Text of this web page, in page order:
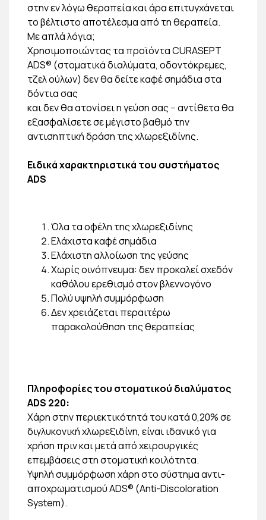
στην εν λόγω θεραπεία και άρα επιτυγχάνεται
το βέλτιστο αποτέλεσμα από τη θεραπεία.
Με απλά λόγια;
Χρησιμοποιώντας τα προϊόντα CURASEPT
ADS® (στοματικά διαλύματα, οδοντόκρεμες,
τζελ ούλων) δεν θα δείτε καφέ σημάδια στα
δόντια σας
και δεν θα ατονίσει η γεύση σας − αντίθετα θα
εξασφαλίσετε σε μέγιστο βαθμό την
αντισηπτική δράση της χλωρεξιδίνης.
Ειδικά χαρακτηριστικά του συστήματος
ADS
Όλα τα οφέλη της χλωρεξιδίνης
Ελάχιστα καφέ σημάδια
Ελάχιστη αλλοίωση της γεύσης
Χωρίς οινόπνευμα: δεν προκαλεί σχεδόν
καθόλου ερεθισμό στον βλεννογόνο
Πολύ υψηλή συμμόρφωση
Δεν χρειάζεται περαιτέρω
παρακολούθηση της θεραπείας
Πληροφορίες του στοματικού διαλύματος
ADS 220:
Χάρη στην περιεκτικότητά του κατά 0,20% σε
διγλυκονική χλωρεξιδίνη, είναι ιδανικό για
χρήση πριν και μετά από χειρουργικές
επεμβάσεις στη στοματική κοιλότητα.
Υψηλή συμμόρφωση χάρη στο σύστημα αντι-
αποχρωματισμού ADS® (Anti-Discoloration
System).